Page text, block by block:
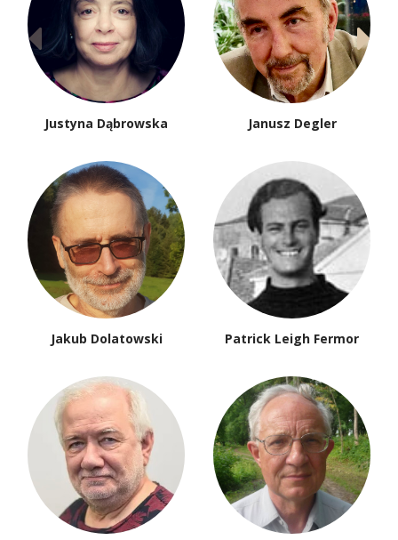
Justyna Dąbrowska Janusz Degler
Jakub Dolatowski Patrick Leigh Fermor